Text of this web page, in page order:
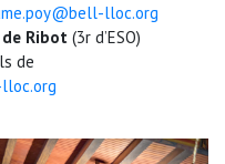
lloc.org
de Ribot (3r d’ESO)
de
lloc.org